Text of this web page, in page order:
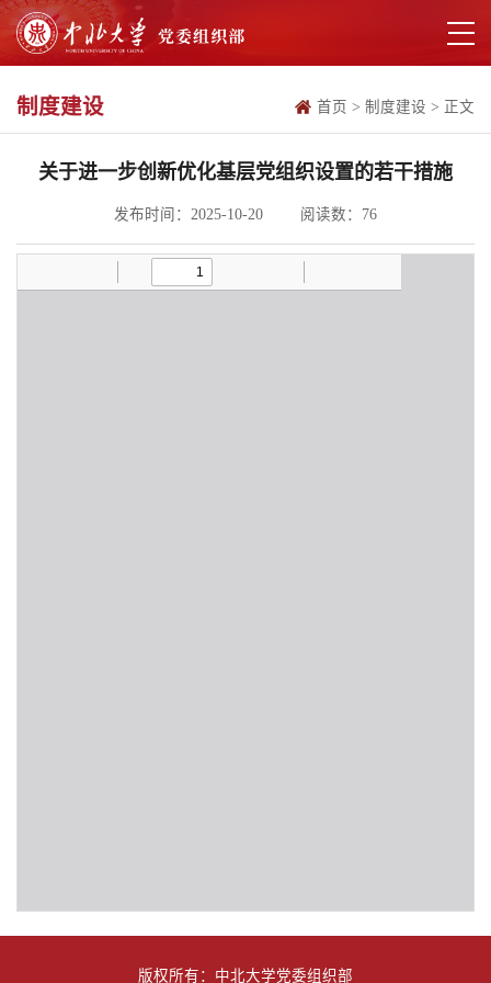
制度建设 首页 > 制度建设 > 正文
关于进一步创新优化基层党组织设置的若干措施
发布时间：2025-10-20 阅读数： 76
版权所有：中北大学党委组织部